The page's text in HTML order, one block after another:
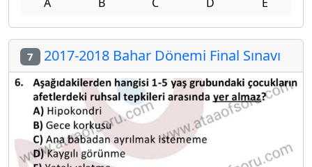
7 2017-2018 Bahar Dönemi Final Sınavı